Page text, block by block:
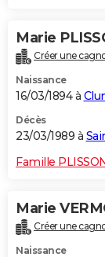
Marie
Créer une
Naissance
16/03/1894 à
Décès
23/03/1989 à
Famille
Marie
Créer une
Naissance